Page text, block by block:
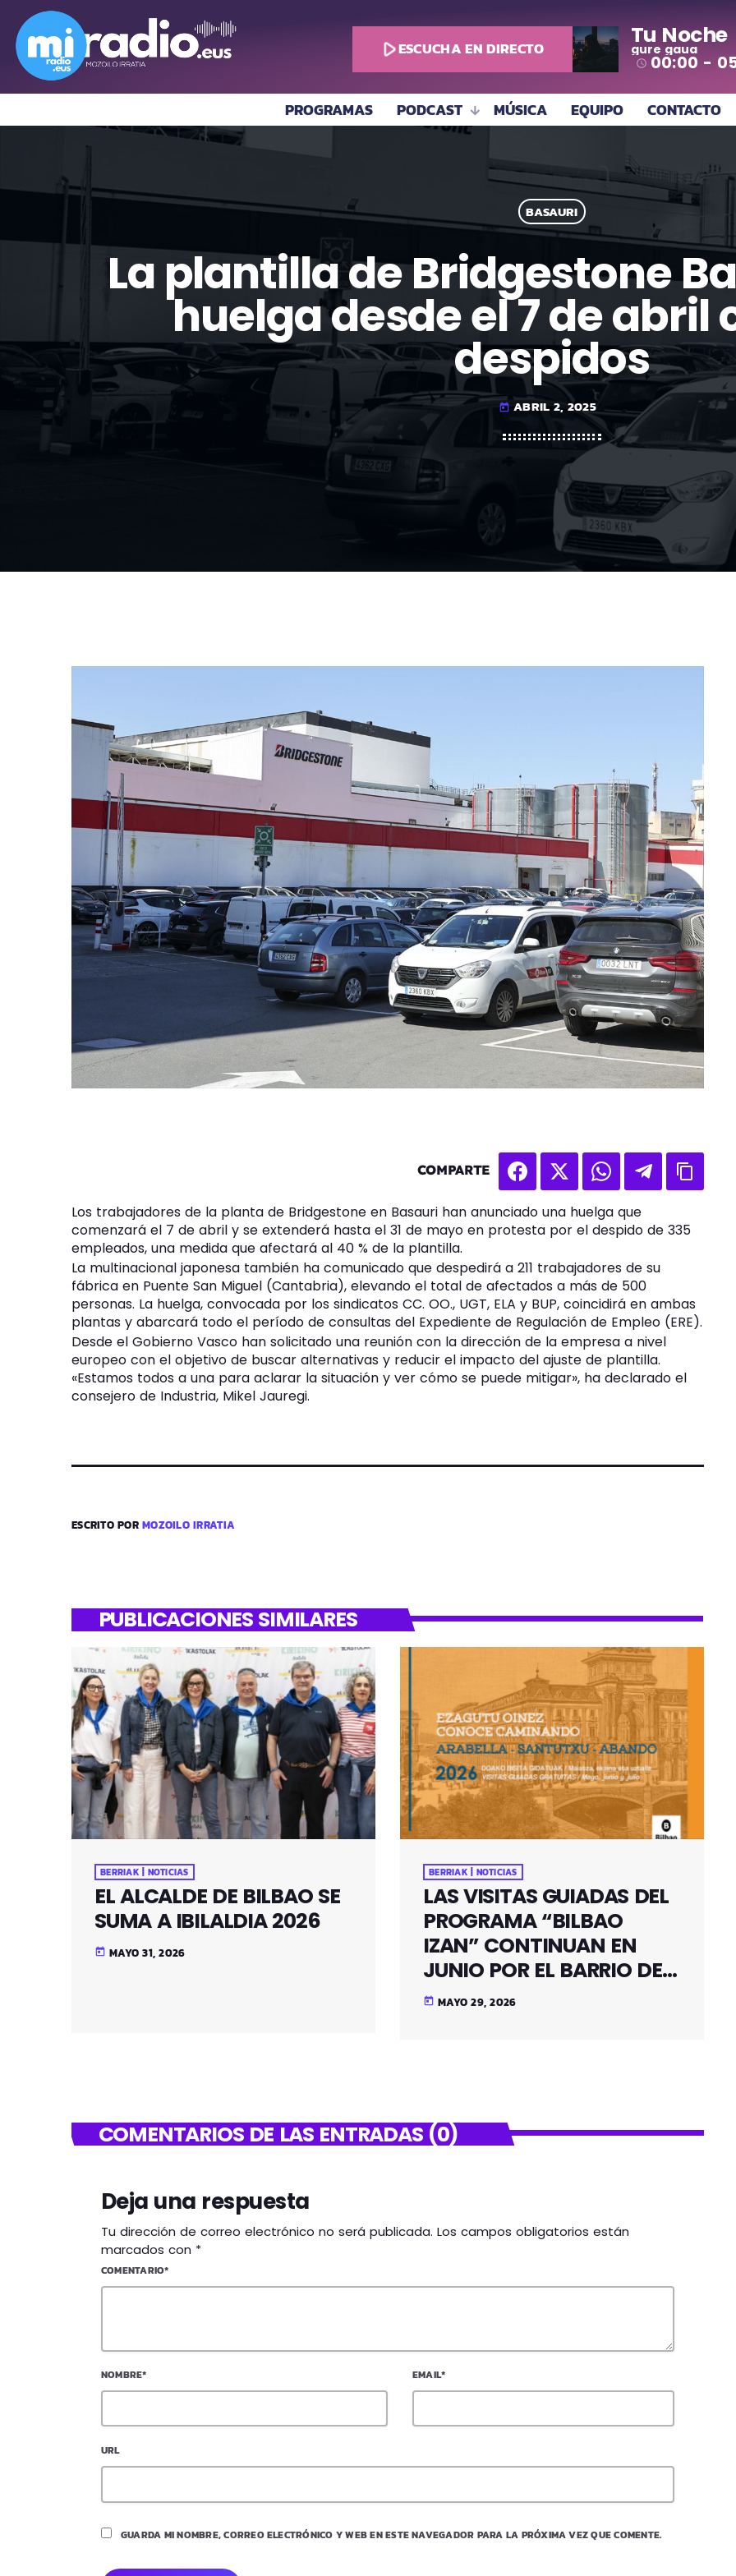
play_arrowESCUCHA EN DIRECTO Tu Noche
gure gaua
access_time 00:00 -
PROGRAMAS PODCAST MÚSICA EQUIPO CONTACTO
BASAURI
La plantilla de Bridgestone
huelga desde el 7 de abril
despidos
today ABRIL 2, 2025
COMPARTE
Los trabajadores de la planta de Bridgestone en Basauri han anunciado una huelga que
comenzará el 7 de abril y se extenderá hasta el 31 de mayo en protesta por el despido de 335
empleados, una medida que afectará al 40 % de la plantilla.
La multinacional japonesa también ha comunicado que despedirá a 211 trabajadores de su
fábrica en Puente San Miguel (Cantabria), elevando el total de afectados a más de 500
personas. La huelga, convocada por los sindicatos CC. OO., UGT, ELA y BUP, coincidirá en ambas
plantas y abarcará todo el período de consultas del Expediente de Regulación de Empleo (ERE).
Desde el Gobierno Vasco han solicitado una reunión con la dirección de la empresa a nivel
europeo con el objetivo de buscar alternativas y reducir el impacto del ajuste de plantilla.
«Estamos todos a una para aclarar la situación y ver cómo se puede mitigar», ha declarado el
consejero de Industria, Mikel Jauregi.
ESCRITO PORMOZOILO IRRATIA
PUBLICACIONES SIMILARES
BERRIAK | NOTICIAS
EL ALCALDE DE BILBAO SE
SUMA A IBILALDIA 2026
today MAYO 31, 2026
BERRIAK | NOTICIAS
LAS VISITAS GUIADAS DEL
PROGRAMA “BILBAO
IZAN” CONTINUAN EN
JUNIO POR EL BARRIO DE
SANTUTXU
today MAYO 29, 2026
COMENTARIOS DE LAS ENTRADAS (0)
Deja una respuesta
Tu dirección de correo electrónico no será publicada. Los campos obligatorios están
marcados con *
COMENTARIO*
NOMBRE* EMAIL*
URL
GUARDA MI NOMBRE, CORREO ELECTRÓNICO Y WEB EN ESTE NAVEGADOR PARA LA PRÓXIMA VEZ QUE COMENTE.